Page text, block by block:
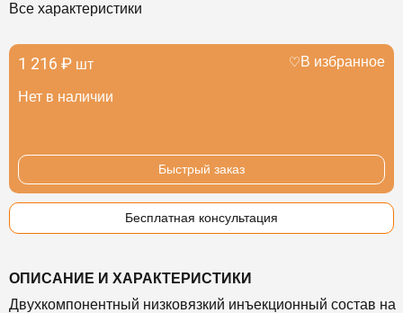
Все характеристики
1 216 ₽ шт
Нет в наличии
В избранное
Быстрый заказ
Бесплатная консультация
ОПИСАНИЕ И ХАРАКТЕРИСТИКИ
Двухкомпонентный низковязкий инъекционный состав на